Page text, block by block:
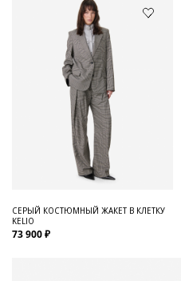
СЕРЫЙ КОСТЮМНЫЙ ЖАКЕТ В КЛЕТКУ
KELIO
73 900 ₽